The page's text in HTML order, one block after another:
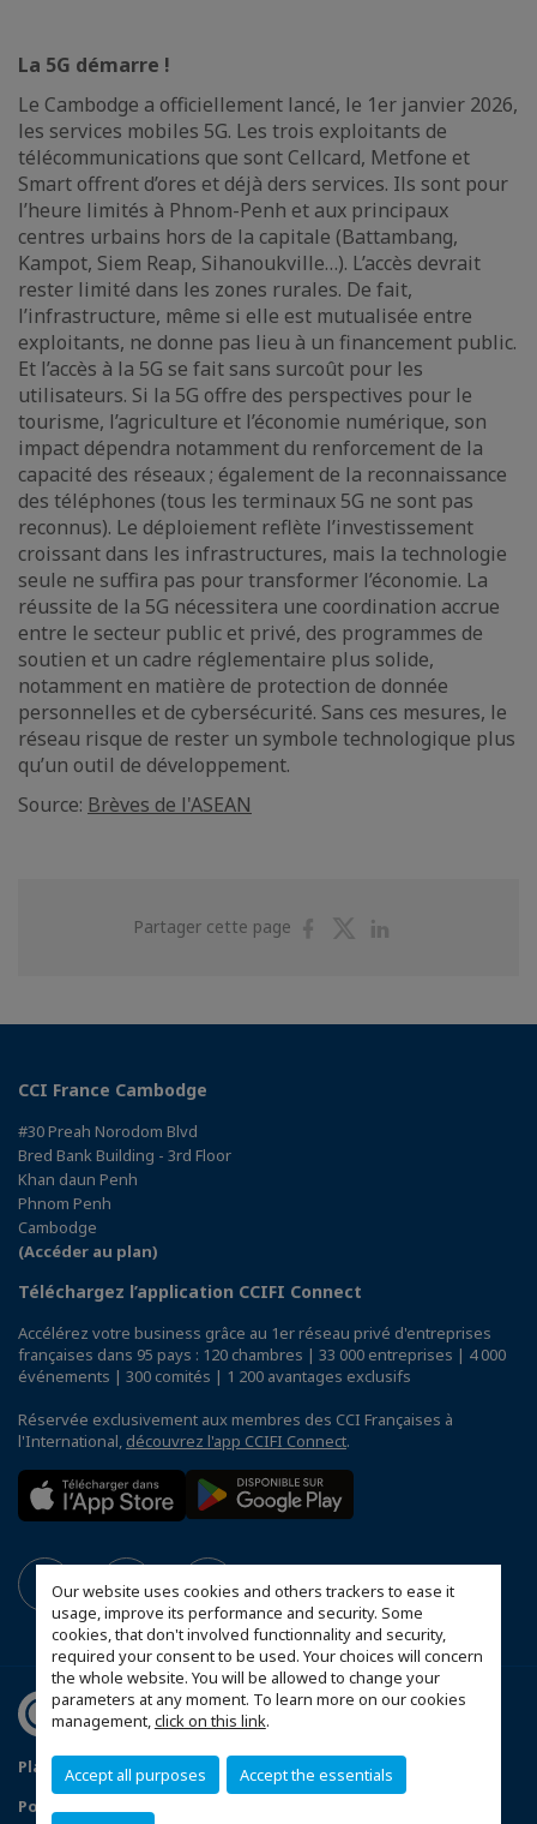
Our website uses cookies and others trackers to ease it
usage, improve its performance and security. Some
cookies, that don't involved functionnality and security,
required your consent to be used. Your choices will concern
the whole website. You will be allowed to change your
parameters at any moment. To learn more on our cookies
management,click on this link.
Accept all purposes Accept the essentials
La 5G démarre !
Le Cambodge a officiellement lancé, le 1er janvier 2026,
les services mobiles 5G. Les trois exploitants de
télécommunications que sont Cellcard, Metfone et
Smart offrent d’ores et déjà ders services. Ils sont pour
l’heure limités à Phnom-Penh et aux principaux
centres urbains hors de la capitale (Battambang,
Kampot, Siem Reap, Sihanoukville…). L’accès devrait
rester limité dans les zones rurales. De fait,
l’infrastructure, même si elle est mutualisée entre
exploitants, ne donne pas lieu à un financement public.
Et l’accès à la 5G se fait sans surcoût pour les
utilisateurs. Si la 5G offre des perspectives pour le
tourisme, l’agriculture et l’économie numérique, son
impact dépendra notamment du renforcement de la
capacité des réseaux ; également de la reconnaissance
des téléphones (tous les terminaux 5G ne sont pas
reconnus). Le déploiement reflète l’investissement
croissant dans les infrastructures, mais la technologie
seule ne suffira pas pour transformer l’économie. La
réussite de la 5G nécessitera une coordination accrue
entre le secteur public et privé, des programmes de
soutien et un cadre réglementaire plus solide,
notamment en matière de protection de donnée
personnelles et de cybersécurité. Sans ces mesures, le
réseau risque de rester un symbole technologique plus
qu’un outil de développement.
Source: Brèves de l'ASEAN
Partager cette page
PartagerPartager
CCI France Cambodge
#30 Preah Norodom Blvd
Bred Bank Building - 3rd Floor
Khan daun Penh
Phnom Penh
Cambodge
(Accéder au plan)
Téléchargez l’application CCIFI Connect
Accélérez votre business grâce au 1er réseau privé d'entreprises
françaises dans 95 pays : 120 chambres | 33 000 entreprises | 4 000
événements | 300 comités | 1 200 avantages exclusifs
Réservée exclusivement aux membres des CCI Françaises à
l'International, découvrez l'app CCIFI Connect.
Plan du site
Mentions légales
Politique de confidentialité